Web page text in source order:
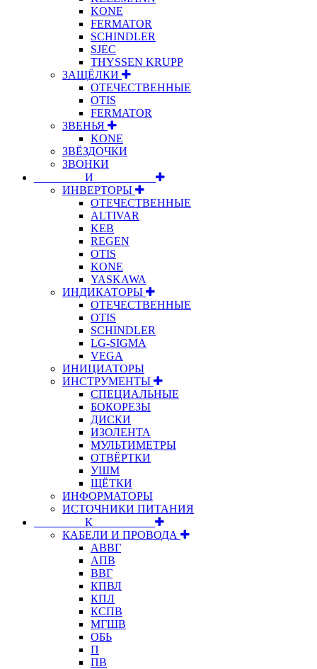
KONE
FERMATOR
SCHINDLER
SJEC
THYSSEN KRUPP
ЗАЩЁЛКИ
ОТЕЧЕСТВЕННЫЕ
OTIS
FERMATOR
ЗВЕНЬЯ
KONE
ЗВЁЗДОЧКИ
ЗВОНКИ
⠀⠀⠀⠀⠀⠀И⠀⠀⠀⠀⠀⠀⠀
ИНВЕРТОРЫ
ОТЕЧЕСТВЕННЫЕ
ALTIVAR
KEB
REGEN
OTIS
KONE
YASKAWA
ИНДИКАТОРЫ
ОТЕЧЕСТВЕННЫЕ
OTIS
SCHINDLER
LG-SIGMA
VEGA
ИНИЦИАТОРЫ
ИНСТРУМЕНТЫ
СПЕЦИАЛЬНЫЕ
БОКОРЕЗЫ
ДИСКИ
ИЗОЛЕНТА
МУЛЬТИМЕТРЫ
ОТВЁРТКИ
УШМ
ЩЁТКИ
ИНФОРМАТОРЫ
ИСТОЧНИКИ ПИТАНИЯ
⠀⠀⠀⠀⠀⠀К⠀⠀⠀⠀⠀⠀⠀
КАБЕЛИ И ПРОВОДА
АВВГ
АПВ
ВВГ
КПВЛ
КПЛ
КСПВ
МГШВ
ОБЬ
П
ПВ